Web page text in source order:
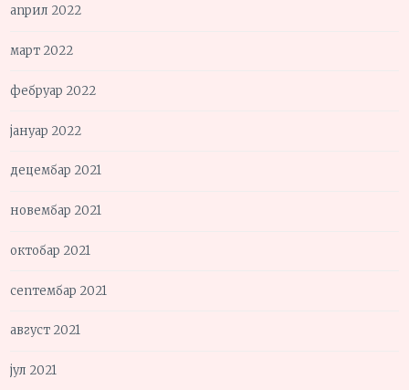
април 2022
март 2022
фебруар 2022
јануар 2022
децембар 2021
новембар 2021
октобар 2021
септембар 2021
август 2021
јул 2021